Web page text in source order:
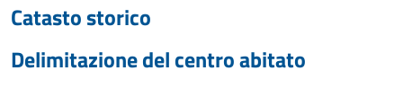
Catasto storico
Delimitazione del centro abitato